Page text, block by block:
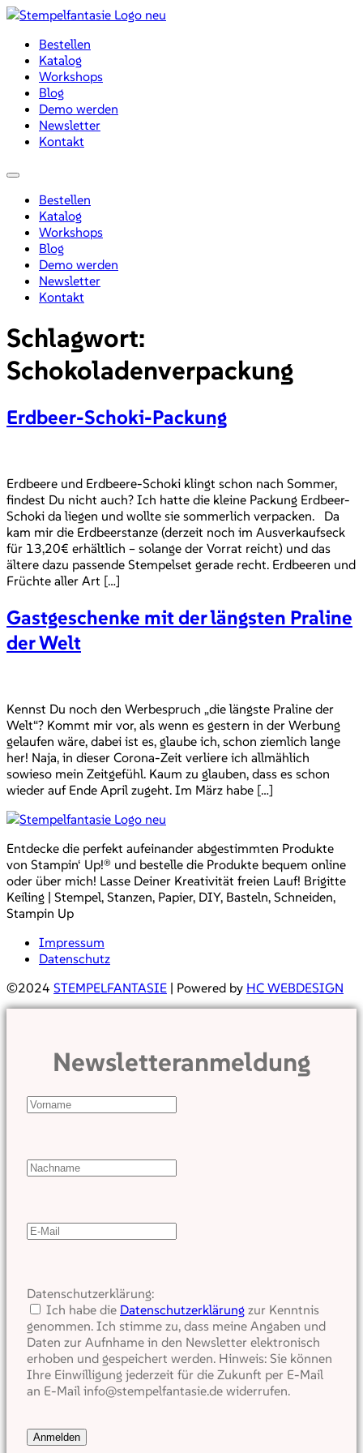
Zum
wechselnBestellen
Katalog
Workshops
Blog
Demo werden
Newsletter
Kontakt
Menü
Bestellen
Katalog
Workshops
Blog
Demo werden
Newsletter
Kontakt
Schlagwort:
Schokoladenverpackung
Erdbeer-Schoki-Packung
Erdbeere und Erdbeere-Schoki klingt schon nach Sommer,
findest Du nicht auch? Ich hatte die kleine Packung Erdbeer-
Schoki da liegen und wollte sie sommerlich verpacken. Da
kam mir die Erdbeerstanze (derzeit noch im Ausverkaufseck
für 13,20€ erhältlich – solange der Vorrat reicht) und das
ältere dazu passende Stempelset gerade recht. Erdbeeren und
Früchte aller Art […]
Gastgeschenke mit der längsten Praline
der Welt
Kennst Du noch den Werbespruch „die längste Praline der
Welt“? Kommt mir vor, als wenn es gestern in der Werbung
gelaufen wäre, dabei ist es, glaube ich, schon ziemlich lange
her! Naja, in dieser Corona-Zeit verliere ich allmählich
sowieso mein Zeitgefühl. Kaum zu glauben, dass es schon
wieder auf Ende April zugeht. Im März habe […]
Entdecke die perfekt aufeinander abgestimmten Produkte
von Stampin‘ Up!® und bestelle die Produkte bequem online
oder über mich! Lasse Deiner Kreativität freien Lauf! Brigitte
Keiling | Stempel, Stanzen, Papier, DIY, Basteln, Schneiden,
Stampin Up
Impressum
Datenschutz
©2024 STEMPELFANTASIE | Powered by HC WEBDESIGN
Newsletteranmeldung
Datenschutzerklärung:
Ich habe die Datenschutzerklärung zur Kenntnis
genommen. Ich stimme zu, dass meine Angaben und
Daten zur Aufnhame in den Newsletter elektronisch
erhoben und gespeichert werden. Hinweis: Sie können
Ihre Einwilligung jederzeit für die Zukunft per E-Mail
an E-Mail info@stempelfantasie.de widerrufen.